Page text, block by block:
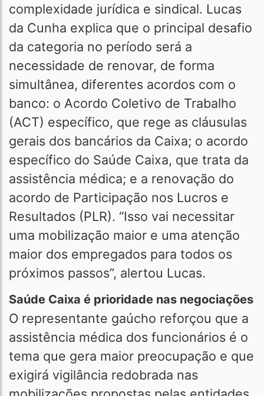
complexidade jurídica e sindical. Lucas
da Cunha explica que o principal desafio
da categoria no período será a
necessidade de renovar, de forma
simultânea, diferentes acordos com o
banco: o Acordo Coletivo de Trabalho
(ACT) específico, que rege as cláusulas
gerais dos bancários da Caixa; o acordo
específico do Saúde Caixa, que trata da
assistência médica; e a renovação do
acordo de Participação nos Lucros e
Resultados (PLR). “Isso vai necessitar
uma mobilização maior e uma atenção
maior dos empregados para todos os
próximos passos”, alertou Lucas.
Saúde Caixa é prioridade nas negociações
O representante gaúcho reforçou que a
assistência médica dos funcionários é o
tema que gera maior preocupação e que
exigirá vigilância redobrada nas